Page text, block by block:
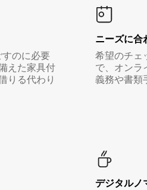
のに必要
えた家具付
りる代わり
ニーズに合
希望のチェ
で、オンラ
義務や書類
デジタルノ